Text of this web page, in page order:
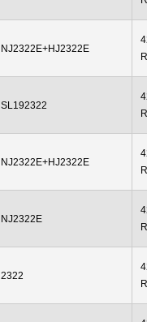
NJ2322E+HJ2322E
SL192322
NJ2322E+HJ2322E
NJ2322E
2322